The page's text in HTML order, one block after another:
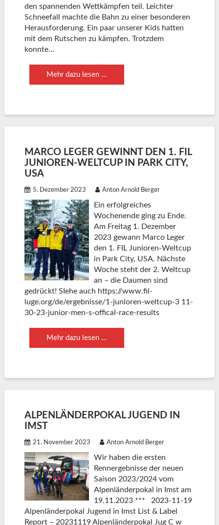
den spannenden Wettkämpfen teil. Leichter
Schneefall machte die Bahn zu einer besonderen
Herausforderung. Ein paar unserer Kids hatten
mit dem Rutschen zu kämpfen. Trotzdem
konnte…
Mehr dazu lesen ...
MARCO LEGER GEWINNT DEN 1. FIL
JUNIOREN-WELTCUP IN PARK CITY,
USA
5. Dezember 2023 Anton Arnold Berger
Ein erfolgreiches
Wochenende ging zu Ende.
Am Freitag 1. Dezember
2023 gewann Marco Leger
den 1. FIL Junioren-Weltcup
in Park City, USA. Nächste
Woche steht der 2. Weltcup
an – die Daumen sind
gedrückt! SIehe auch https://www.fil-
luge.org/de/ergebnisse/1-junioren-weltcup-3 11-
30-23-junior-men-s-offical-race-results
Mehr dazu lesen ...
ALPENLÄNDERPOKAL JUGEND IN
IMST
21. November 2023 Anton Arnold Berger
Wir haben die ersten
Rennergebnisse der neuen
Saison 2023/2024 vom
Alpenländerpokal in Imst am
19.11.2023 *** 2023-11-19
Alpenländerpokal Jugend in Imst List & Label
Report – 20231119 Alpenländerpokal Jug C w